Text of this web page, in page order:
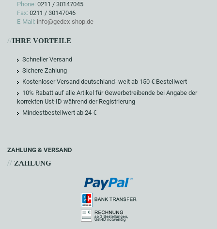
Phone: 0211 / 30147045
Fax: 0211 / 30147046
E-Mail: info@gedex-shop.de
//IHRE VORTEILE
Schneller Versand
Sichere Zahlung
Kostenloser Versand deutschland- weit ab 150 € Bestellwert
10% Rabatt auf alle Artikel für Gewerbetreibende bei Angabe der
korrekten Ust-ID während der Registrierung
Mindestbestellwert ab 24 €
ZAHLUNG & VERSAND
// ZAHLUNG